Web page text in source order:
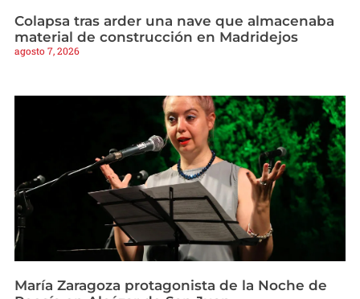
Colapsa tras arder una nave que almacenaba
material de construcción en Madridejos
agosto 7, 2026
María Zaragoza protagonista de la Noche de